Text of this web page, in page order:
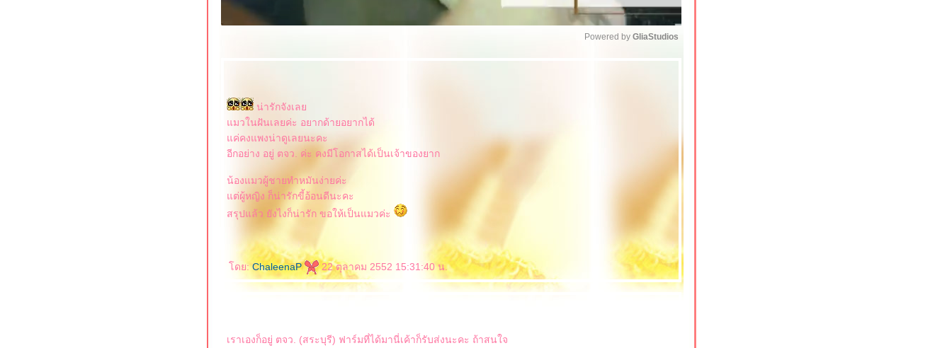
Powered by GliaStudios
น่ารักจังเล
มวในฝันเลยค่ะ อยากด้ายอยากได้
ค่คงแพงน่าดูเลยนะคะ
อีกอย่าง อยู่ ตจว. ค่ะ คงมีโอกาสได้เป็นเจ้าของยาก
น้องแมวผู้ชายทำหมันง่ายค่ะ
ต่ผู้หญิง ก็น่ารักขี้อ้อนดีนะคะ
สรุปแล้ว ยังไงก็น่ารัก ขอให้เป็นแมวค่ะ
ดย:ChaleenaP 22 ตุลาคม 2552 15:31:40 น.
เราเองก็อยู่ ตจว. (สระบุรี) ฟาร์มที่ได้มานี่เค้าก็รับส่งนะคะ ถ้าสนใจ